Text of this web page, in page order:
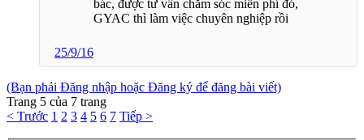
bác, được tư vấn chăm sóc miễn phí đó,
GYAC thì làm việc chuyên nghiệp rồi
25/9/16
(Bạn phải Đăng nhập hoặc Đăng ký để đăng bài viết)
Trang 5 của 7 trang
< Trước 1 2 3 4 5 6 7 Tiếp >